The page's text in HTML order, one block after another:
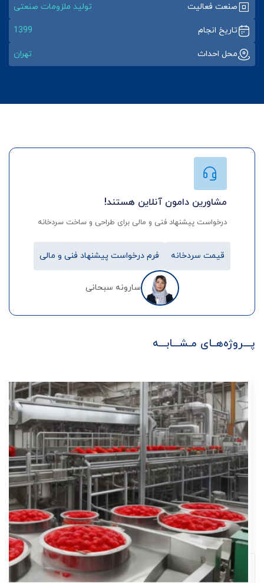
صنعت فعالیت تولید ملزومات صنعتی
تاریخ انجام 1399
محل احداث تهران
مشاورین دامون آنلاین هستند!
درخواست پیشنهاد فنی و مالی برای طراحی و ساخت سردخانه
قیمت سردخانه فرم درخواست پیشنهاد فنی و مالی
سارونه سبحانی
پـــروژه‌هــای مـشـــابـــه